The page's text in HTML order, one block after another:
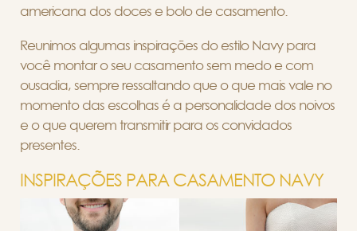
americana dos doces e bolo de casamento.
Reunimos algumas inspirações do estilo Navy para
você montar o seu casamento sem medo e com
ousadia, sempre ressaltando que o que mais vale no
momento das escolhas é a personalidade dos noivos
e o que querem transmitir para os convidados
presentes.
INSPIRAÇÕES PARA CASAMENTO NAVY